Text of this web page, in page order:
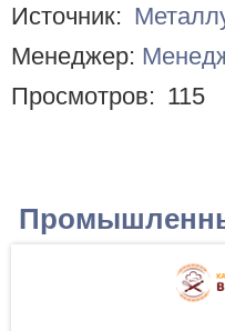
Источник:
Менеджер:
Просмотров: 115